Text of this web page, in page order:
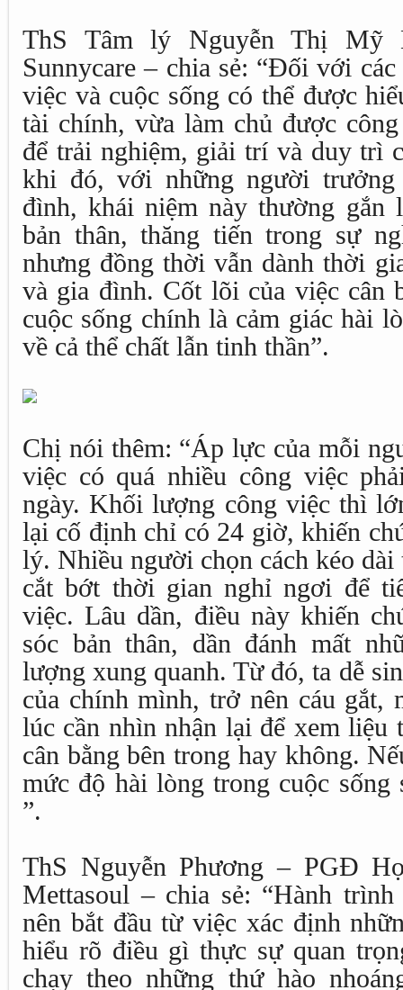
ThS Tâm lý Nguyễn Thị
Sunnycare – chia sẻ: “Đối với
việc và cuộc sống có thể được
tài chính, vừa làm chủ được
để trải nghiệm, giải trí và duy trì
khi đó, với những người trưởng
đình, khái niệm này thường gắn
bản thân, thăng tiến trong sự
nhưng đồng thời vẫn dành thời
và gia đình. Cốt lõi của việc cân
cuộc sống chính là cảm giác hài
về cả thể chất lẫn tinh thần”.
Chị nói thêm: “Áp lực của mỗi
việc có quá nhiều công việc
ngày. Khối lượng công việc thì
lại cố định chỉ có 24 giờ, khiến
lý. Nhiều người chọn cách kéo
cắt bớt thời gian nghỉ ngơi để
việc. Lâu dần, điều này khiến
sóc bản thân, dần đánh mất
lượng xung quanh. Từ đó, ta dễ
của chính mình, trở nên cáu gắt,
lúc cần nhìn nhận lại để xem liệu
cân bằng bên trong hay không.
mức độ hài lòng trong cuộc sống
”.
ThS Nguyễn Phương – PGĐ
Mettasoul – chia sẻ: “Hành
nên bắt đầu từ việc xác định
hiểu rõ điều gì thực sự quan
chạy theo những thứ hào